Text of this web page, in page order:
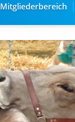
Mitgliederbereich